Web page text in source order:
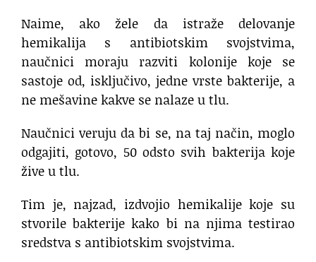
Naime, ako žele da istraže delovanje
hemikalija s antibiotskim svojstvima,
naučnici moraju razviti kolonije koje se
sastoje od, isključivo, jedne vrste bakterije, a
ne mešavine kakve se nalaze u tlu.
Naučnici veruju da bi se, na taj način, moglo
odgajiti, gotovo, 50 odsto svih bakterija koje
žive u tlu.
Tim je, najzad, izdvojio hemikalije koje su
stvorile bakterije kako bi na njima testirao
sredstva s antibiotskim svojstvima.